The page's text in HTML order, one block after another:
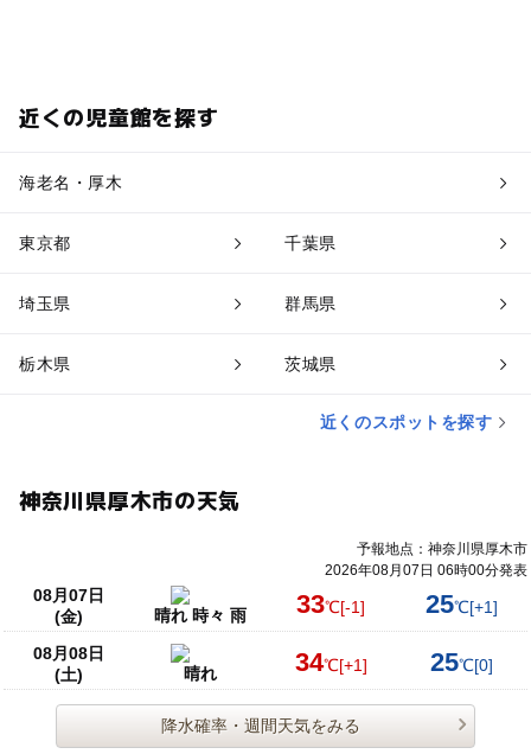
近くの児童館を探す
海老名・厚木
東京都 千葉県
埼玉県 群馬県
栃木県 茨城県
近くのスポットを探す
神奈川県厚木市の天気
予報地点：神奈川県厚木市
2026年08月07日 06時00分発表
08月07日
(金)
晴れ 時々 雨 33℃[-1] 25℃[+1]
08月08日
(土)
晴れ 34℃[+1] 25℃[0]
降水確率・週間天気をみる